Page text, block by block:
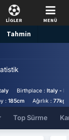
LİGLER MENÜ
Tahmin
Birthplace : Italy -
:185cm Ağırlık : 77kg
Top Sürme